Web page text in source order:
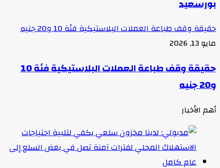
بورسعيد
حقيقة وقف طباعة العملات البلاستيكية فئة 10 و20 جنيه
مايو 13, 2026
حقيقة وقف طباعة العملات البلاستيكية فئة 10
و20 جنيه
أهم الأخبار